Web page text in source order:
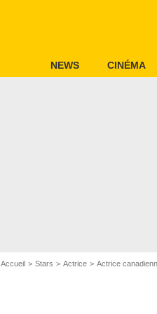
NEWS CINÉMA
Accueil Stars Actrice Actrice